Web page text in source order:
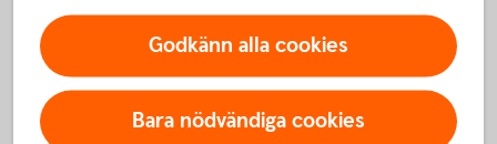
Måste man ha valutan amerikanska dollar (USD)
för att kunna handla amerikanska aktier?
Hur öppnas valutakonton?
Godkänn alla cookies
Bara nödvändiga cookies